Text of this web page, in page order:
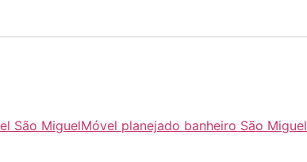
São MiguelMóvel planejado banheiro São Miguel